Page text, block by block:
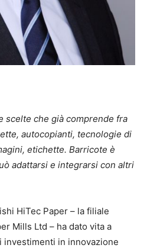
scelte che già comprende fra
autocopianti, tecnologie di
etichette. Barricote è
adattarsi e integrarsi con altri
HiTec Paper – la filiale
Mills Ltd – ha dato vita a
investimenti in innovazione